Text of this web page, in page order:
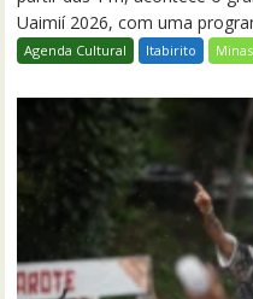
Uaimií 2026, com uma
Agenda Cultural Itabirito